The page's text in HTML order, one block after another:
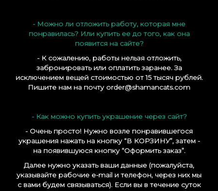
- Можно ли отложить работу, которая мне
понравилась? Или купить ее до того, как она
появится на сайте?
- К сожалению, работы нельзя отложить,
забронировать или оплатить заранее. За
исключением вещей стоимостью от 15 тысяч рублей.
Пишите нам на почту order@shamancats.com
- Как можно купить украшение через сайт?
- Очень просто! Нужно возле понравившегося
украшения нажать на кнопку “В КОРЗИНУ”, затем -
на появившуюся кнопку “Оформить заказ”.
Далее нужно указать ваши данные (пожалуйста,
указывайте рабочие e-mail и телефон, через них мы
с вами будем связываться). Если вы в течение суток